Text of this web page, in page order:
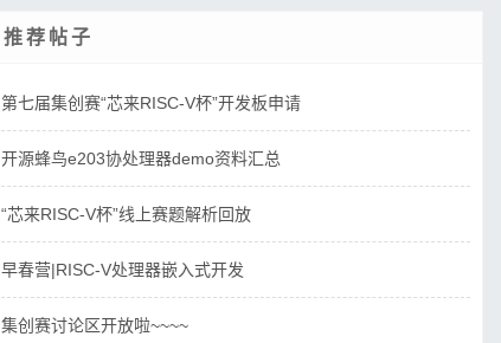
推荐帖子
第七届集创赛“芯来RISC-V杯”开发板申请
开源蜂鸟e203协处理器demo资料汇总
“芯来RISC-V杯”线上赛题解析回放
早春营|RISC-V处理器嵌入式开发
集创赛讨论区开放啦~~~~